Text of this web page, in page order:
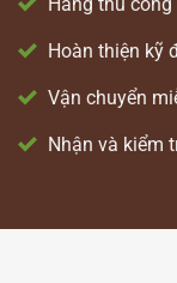
Hoàn thiện kỹ
Vận chuyển
Nhận và kiểm